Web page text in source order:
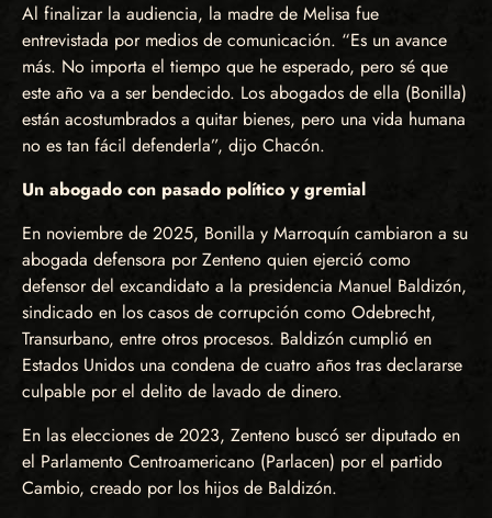
Al finalizar la audiencia, la madre de Melisa fue
entrevistada por medios de comunicación. “Es un avance
más. No importa el tiempo que he esperado, pero sé que
este año va a ser bendecido. Los abogados de ella (Bonilla)
están acostumbrados a quitar bienes, pero una vida humana
no es tan fácil defenderla”, dijo Chacón.
Un abogado con pasado político y gremial
En noviembre de 2025, Bonilla y Marroquín cambiaron a su
abogada defensora por Zenteno quien ejerció como
defensor del excandidato a la presidencia Manuel Baldizón,
sindicado en los casos de corrupción como Odebrecht,
Transurbano, entre otros procesos. Baldizón cumplió en
Estados Unidos una condena de cuatro años tras declararse
culpable por el delito de lavado de dinero.
En las elecciones de 2023, Zenteno buscó ser diputado en
el Parlamento Centroamericano (Parlacen) por el partido
Cambio, creado por los hijos de Baldizón.